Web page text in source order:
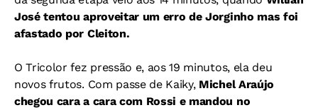
José tentou aproveitar um erro de Jorginho mas foi
afastado por Cleiton.
O Tricolor fez pressão e, aos 19 minutos, ela deu
novos frutos. Com passe de Kaiky, Michel Araújo
chegou cara a cara com Rossi e mandou no